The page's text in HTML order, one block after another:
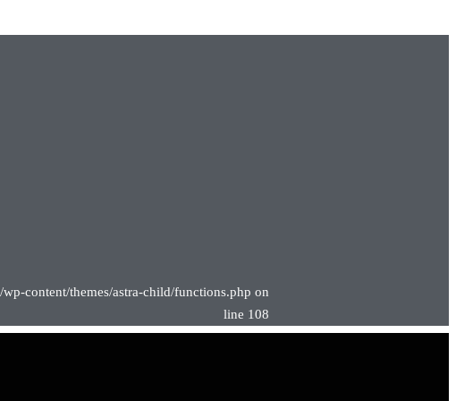
content/themes/astra-child/functions.php on
line 108